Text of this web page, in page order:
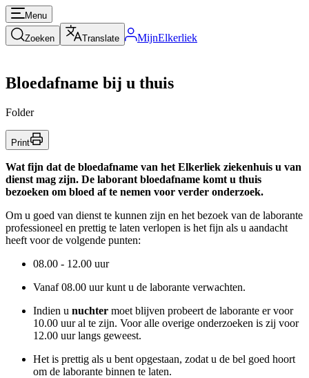
Menu
Zoeken Translate MijnElkerliek
Bloedafname bij u thuis
Folder
Print
Wat fijn dat de bloedafname van het Elkerliek ziekenhuis u van
dienst mag zijn. De laborant bloedafname komt u thuis
bezoeken om bloed af te nemen voor verder onderzoek.
Om u goed van dienst te kunnen zijn en het bezoek van de laborante
professioneel en prettig te laten verlopen is het fijn als u aandacht
heeft voor de volgende punten:
08.00 - 12.00 uur
Vanaf 08.00 uur kunt u de laborante verwachten.
Indien u nuchter moet blijven probeert de laborante er voor
10.00 uur al te zijn. Voor alle overige onderzoeken is zij voor
12.00 uur langs geweest.
Het is prettig als u bent opgestaan, zodat u de bel goed hoort
om de laborante binnen te laten.